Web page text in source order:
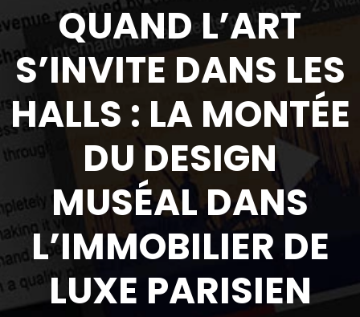
QUAND L’ART
S’INVITE DANS LES
HALLS : LA MONTÉE
DU DESIGN
MUSÉAL DANS
L’IMMOBILIER DE
LUXE PARISIEN